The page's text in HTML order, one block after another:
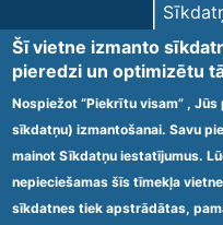
Nodrošinām vides
funkcionāliem
Jaunķemeri”, Kolkas ielā
piekļūstamība personām
tādejādi nodrošinot
2009.gada 20.janvāra
obligātajām prasībām
struktūrvienībām”
Šī vietne izmanto
pieredzi un optimizētu
Nospiežot “Piekrītu visam” ,
sīkdatņu) izmantošanai. Savu
mainot Sīkdatņu iestatījumus.
nepieciešamas šīs tīmekļa
sīkdatnes tiek apstrādātas,